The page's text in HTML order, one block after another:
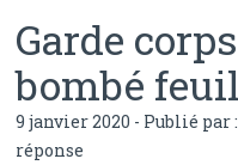
Garde
bombé
9 janvier 2020 - Publié par :
réponse